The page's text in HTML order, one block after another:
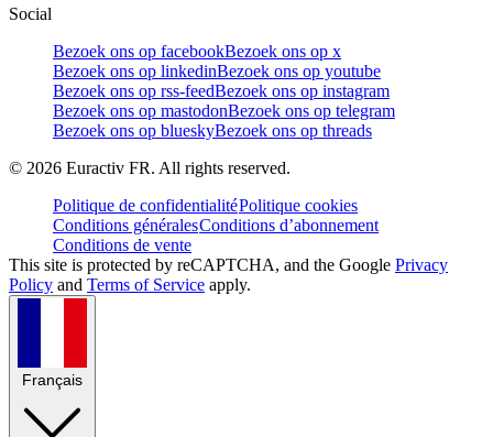
Social
Bezoek ons op facebookBezoek ons op x
Bezoek ons op linkedinBezoek ons op youtube
Bezoek ons op rss-feedBezoek ons op instagram
Bezoek ons op mastodonBezoek ons op telegram
Bezoek ons op blueskyBezoek ons op threads
© 2026 Euractiv FR. All rights reserved.
Politique de confidentialitéPolitique cookies
Conditions généralesConditions d’abonnement
Conditions de vente
This site is protected by reCAPTCHA, and the Google Privacy
Policy and Terms of Service apply.
Français